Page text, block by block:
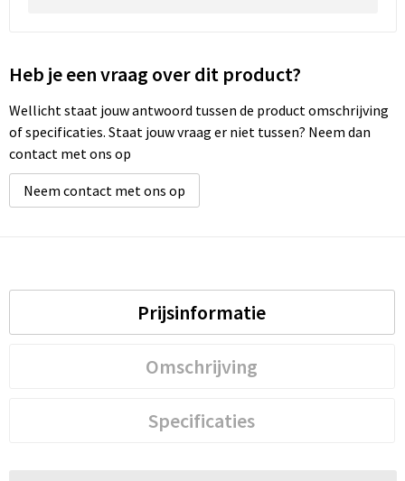
Heb je een vraag over dit product?
Wellicht staat jouw antwoord tussen de product omschrijving
of specificaties. Staat jouw vraag er niet tussen? Neem dan
contact met ons op
Neem contact met ons op
Prijsinformatie
Omschrijving
Specificaties